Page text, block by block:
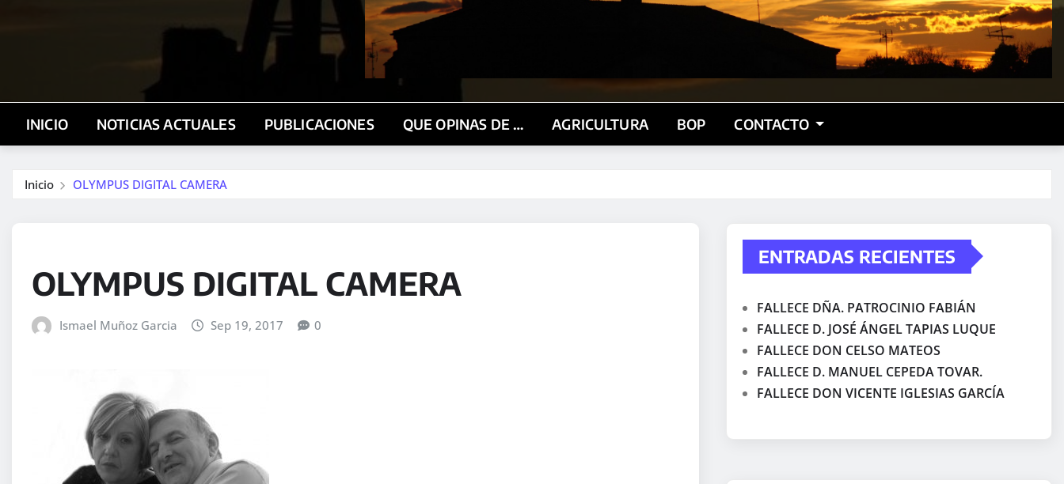
INICIO NOTICIAS ACTUALES PUBLICACIONES QUE OPINAS DE … AGRICULTURA BOP CONTACTO
Inicio OLYMPUS DIGITAL CAMERA
OLYMPUS DIGITAL CAMERA
Ismael Muñoz Garcia Sep 19, 2017 0
ENTRADAS RECIENTES
FALLECE DÑA. PATROCINIO FABIÁN
FALLECE D. JOSÉ ÁNGEL TAPIAS LUQUE
FALLECE DON CELSO MATEOS
FALLECE D. MANUEL CEPEDA TOVAR.
FALLECE DON VICENTE IGLESIAS GARCÍA